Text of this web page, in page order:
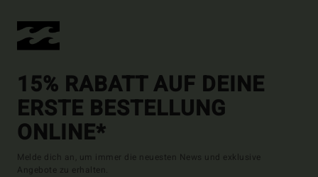
15% RABATT AUF DEINE
ERSTE BESTELLUNG
ONLINE*
Melde dich an, um immer die neuesten News und exklusive
Angebote zu erhalten.